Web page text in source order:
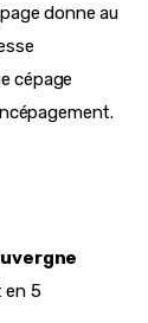
donne au
cépage
en 5